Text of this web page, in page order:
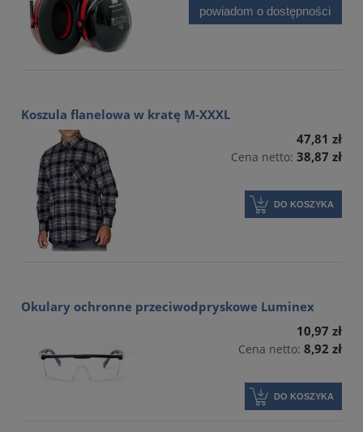
powiadom o dostępności
Koszula flanelowa w kratę M-XXXL
47,81 zł
Cena netto: 38,87 zł
DO KOSZYKA
Okulary ochronne przeciwodpryskowe Luminex
10,97 zł
Cena netto: 8,92 zł
DO KOSZYKA